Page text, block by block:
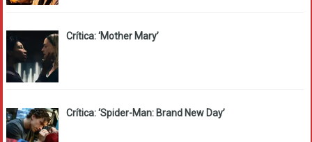
Crítica: ‘Mother Mary’
Crítica: ‘Spider-Man: Brand New Day’